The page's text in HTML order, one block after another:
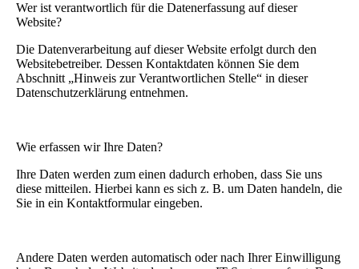
Wer ist verantwortlich für die Datenerfassung auf dieser
Website?
Die Datenverarbeitung auf dieser Website erfolgt durch den
Websitebetreiber. Dessen Kontaktdaten können Sie dem
Abschnitt „Hinweis zur Verantwortlichen Stelle“ in dieser
Datenschutzerklärung entnehmen.
Wie erfassen wir Ihre Daten?
Ihre Daten werden zum einen dadurch erhoben, dass Sie uns
diese mitteilen. Hierbei kann es sich z. B. um Daten handeln, die
Sie in ein Kontaktformular eingeben.
Andere Daten werden automatisch oder nach Ihrer Einwilligung